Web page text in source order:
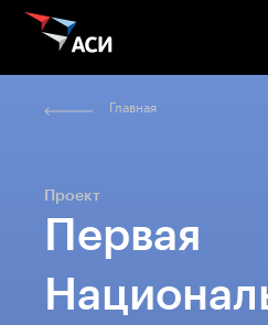
Главная
Проект
Первая